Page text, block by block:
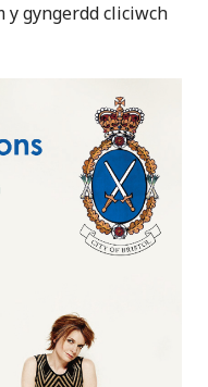
y gyngerdd cliciwch